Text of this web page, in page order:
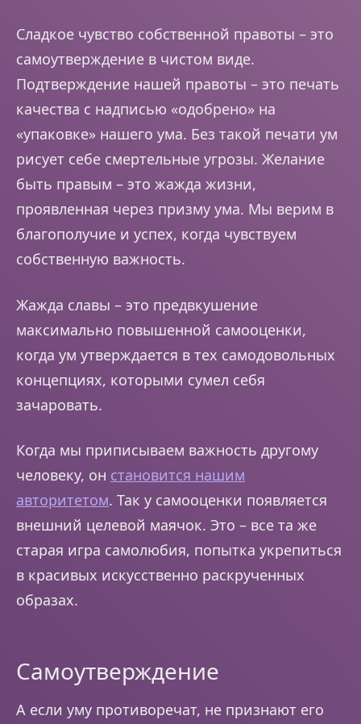
Сладкое чувство собственной правоты – это
самоутверждение в чистом виде.
Подтверждение нашей правоты – это печать
качества с надписью «одобрено» на
«упаковке» нашего ума. Без такой печати ум
рисует себе смертельные угрозы. Желание
быть правым – это жажда жизни,
проявленная через призму ума. Мы верим в
благополучие и успех, когда чувствуем
собственную важность.
Жажда славы – это предвкушение
максимально повышенной самооценки,
когда ум утверждается в тех самодовольных
концепциях, которыми сумел себя
зачаровать.
Когда мы приписываем важность другому
человеку, он становится нашим
авторитетом. Так у самооценки появляется
внешний целевой маячок. Это – все та же
старая игра самолюбия, попытка укрепиться
в красивых искусственно раскрученных
образах.
Самоутверждение
А если уму противоречат, не признают его